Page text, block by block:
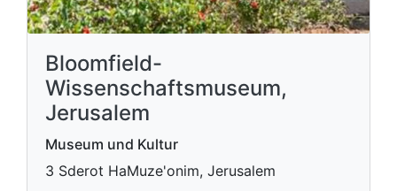
Bloomfield-
Wissenschaftsmuseum,
Jerusalem
Museum und Kultur
3 Sderot HaMuze'onim, Jerusalem